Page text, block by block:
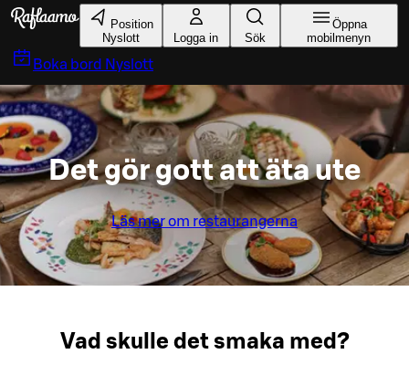
Gå till huvudinnehållet
Position
Nyslott
Logga in Sök
Öppna
mobilmenyn
Boka bord Nyslott
Det gör gott att äta ute
Läs mer om restaurangerna
Vad skulle det smaka med?